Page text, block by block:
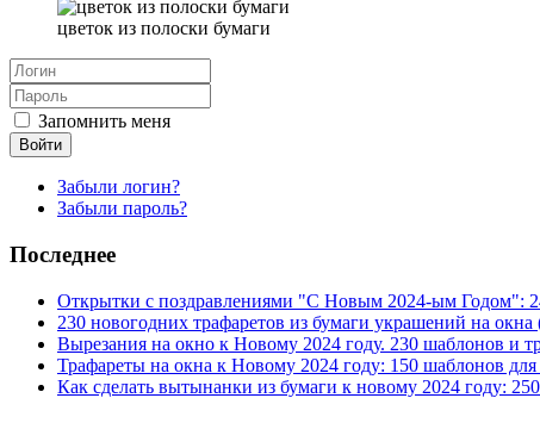
цветок из полоски бумаги
Запомнить меня
Войти
Забыли логин?
Забыли пароль?
Последнее
Открытки с поздравлениями "С Новым 2024-ым Годом":
230 новогодних трафаретов из бумаги украшений на
Вырезания на окно к Новому 2024 году. 230 шаблонов и
Трафареты на окна к Новому 2024 году: 150 шаблонов для
Как сделать вытынанки из бумаги к новому 2024 году: